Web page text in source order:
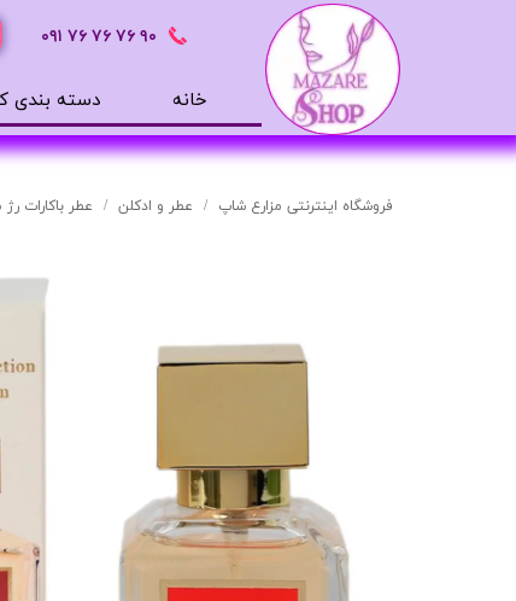
٩٠ ٧۶ ٧۶ ٧۶ ٠٩١
خانه دسته بندی
محصولات بهداشتی
ضد آفتاب
مرطوب کننده
دور چشم
سرم های پوستی
فروشگاه اینترنتی مزارع شاپ عطر و ادکلن عطر باکارات رژ سفید